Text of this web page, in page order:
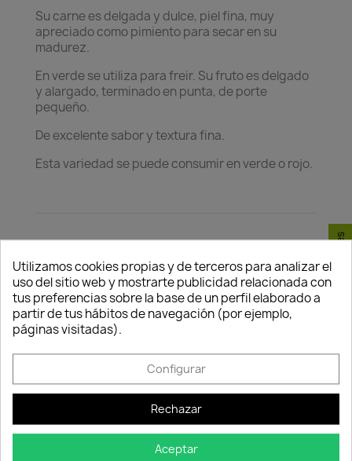
Su carne es delgada y dulce, piel fina, muy
apreciado como pimiento para secar en su
madurez.
En verde se utiliza para freir. Su fruto es delgado
y alargado, terminado en punta, de porte
pequeño.
De excelente sabor y textura fina.
Esta variedad se puede consumir en verde o rojo.
Política de
seguridad
Nuestros pagos
son 100% seguros.
Política de
entrega
Envío peninsular,
Política de
devolución
Tienes 24 horas
paquete
Utilizamos cookies propias y de terceros para analizar el
uso del sitio web y mostrarte publicidad relacionada con
tus preferencias sobre la base de un perfil elaborado a
partir de tus hábitos de navegación (por ejemplo,
páginas visitadas).
Configurar
Rechazar
Aceptar